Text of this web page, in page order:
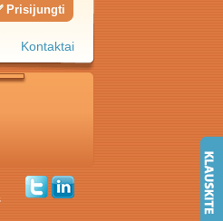
Kontaktai
Prisijungti